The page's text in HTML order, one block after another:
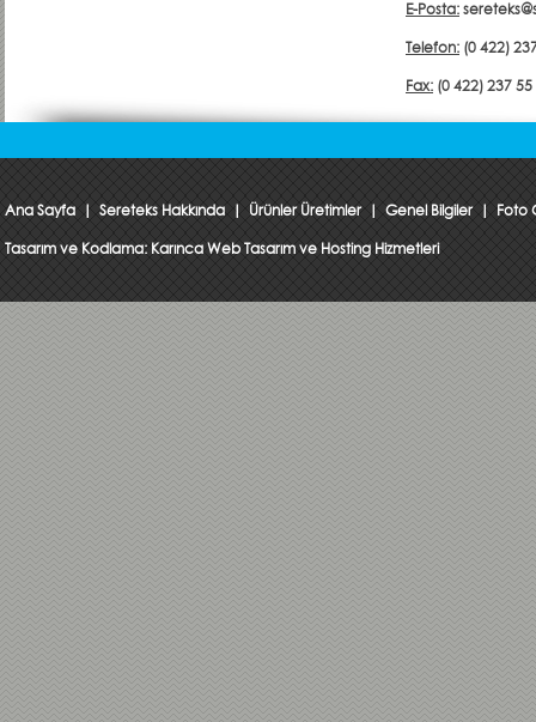
E-Posta:
Telefon: (0 422)
Fax: (0 422) 237 55
Ana Sayfa Sereteks Hakkında Ürünler Üretimler| Genel Bilgiler| Foto
Tasarım ve Kodlama: Karınca Web Tasarım ve Hosting Hizmetleri